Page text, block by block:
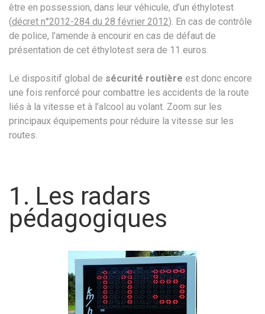
être en possession, dans leur véhicule, d’un éthylotest
(décret n°2012-284 du 28 février 2012). En cas de contrôle
de police, l’amende à encourir en cas de défaut de
présentation de cet éthylotest sera de 11 euros.
Le dispositif global de sécurité routière est donc encore
une fois renforcé pour combattre les accidents de la route
liés à la vitesse et à l’alcool au volant. Zoom sur les
principaux équipements pour réduire la vitesse sur les
routes.
1. Les radars
pédagogiques